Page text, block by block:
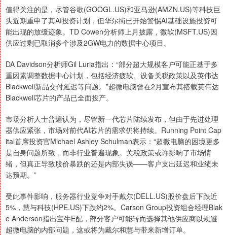
值得关注的是，尽管谷歌(GOOGL.US)和亚马逊(AMZN.US)等科技巨
头近期重申了其AI投资计划，但华尔街已开始警惕AI基础设施投资可
能出现的放缓迹象。TD Cowen分析师上月披露，微软(MSFT.US)因
供应过剩已取消多个涉及2GW电力的数据中心项目。
DA Davidson分析师Gil Luria指出：“部分超大规模客户可能正基于多
重因素调整数据中心计划，包括经济疲软、设备关税政策以及英伟达
Blackwell新品交付延迟等问题。”超微电脑曾在2月宣布其搭载英伟达
Blackwell芯片的产品已全面投产。
市场分析人士普遍认为，尽管新一代芯片陆续发布，但由于先进处理
器供应紧张，市场对前代AI芯片的需求仍将持续。Running Point Cap
ital首席投资官Michael Ashley Schulman表示：“超微电脑的困境更多
是自身问题所致，而非行业普遍现象。关税政策或许影响了市场情
绪，但真正导致股价暴跌的还是内部失误——客户支出延迟和业绩未
达预期。”
受此事件影响，服务器行业竞争对手戴尔(DELL.US)股价盘后下跌近
5%，慧与科技(HPE.US)下跌约2%。Carson Group投资组合经理Blak
e Anderson指出宝牛E配，部分客户可能转而选择其他供应商以规避
超微电脑的内部问题，这或将为戴尔和慧与带来新增订单。